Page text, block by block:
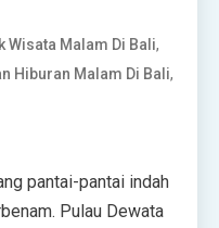
Wisata Malam Di Bali,
Hiburan Malam Di Bali,
pantai-pantai indah
Pulau Dewata